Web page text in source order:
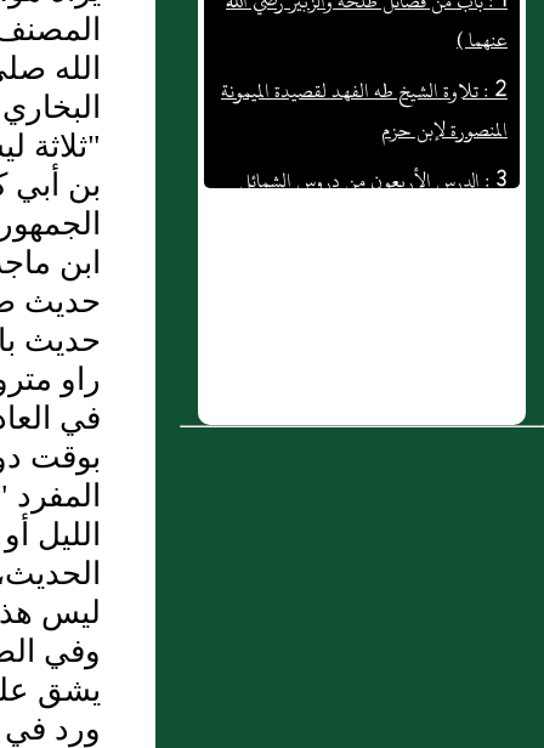
2 : تلاوة الشيخ طه الفهد لقصيدة الميمونة
المنصورة لإبن حزم
3 : الدرس الأربعون من دروس الشمائل
المحمدية للأستاذ عبد الحافظ العامري
الله
بن أبي
ابن
حديث
حديث
راو
في
بوقت
الليل
ليس
وفي
يشق
ورد في